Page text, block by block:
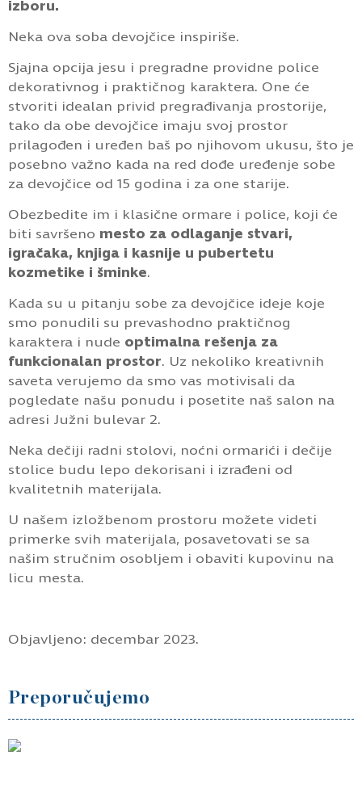
izboru.
Neka ova soba devojčice inspiriše.
Sjajna opcija jesu i pregradne providne police
dekorativnog i praktičnog karaktera. One će
stvoriti idealan privid pregrađivanja prostorije,
tako da obe devojčice imaju svoj prostor
prilagođen i uređen baš po njihovom ukusu, što je
posebno važno kada na red dođe uređenje sobe
za devojčice od 15 godina i za one starije.
Obezbedite im i klasične ormare i police, koji će
biti savršeno mesto za odlaganje stvari,
igračaka, knjiga i kasnije u pubertetu
kozmetike i šminke.
Kada su u pitanju sobe za devojčice ideje koje
smo ponudili su prevashodno praktičnog
karaktera i nude optimalna rešenja za
funkcionalan prostor. Uz nekoliko kreativnih
saveta verujemo da smo vas motivisali da
pogledate našu ponudu i posetite naš salon na
adresi Južni bulevar 2.
Neka dečiji radni stolovi, noćni ormarići i dečije
stolice budu lepo dekorisani i izrađeni od
kvalitetnih materijala.
U našem izložbenom prostoru možete videti
primerke svih materijala, posavetovati se sa
našim stručnim osobljem i obaviti kupovinu na
licu mesta.
Objavljeno: decembar 2023.
Preporučujemo